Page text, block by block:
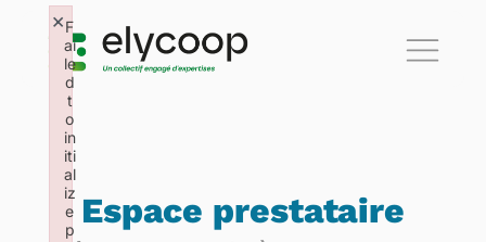
Espace prestataire
F
ai
le
d
t
o
in
iti
al
iz
e
p
×